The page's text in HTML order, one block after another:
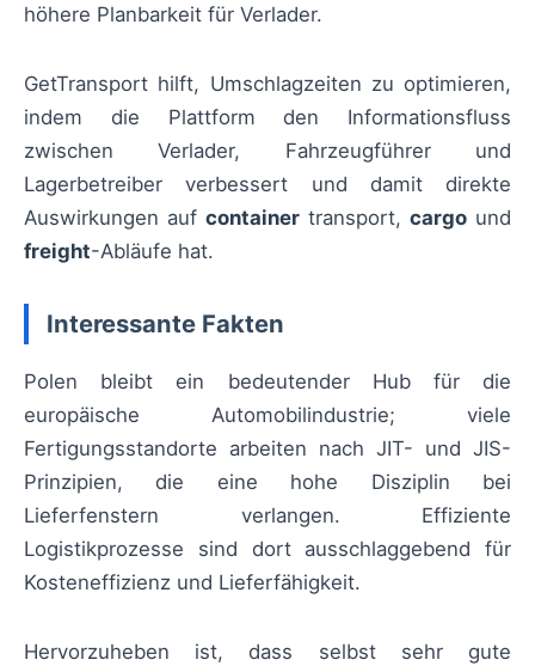
höhere Planbarkeit für Verlader.
GetTransport hilft, Umschlagzeiten zu optimieren,
indem die Plattform den Informationsfluss
zwischen Verlader, Fahrzeugführer und
Lagerbetreiber verbessert und damit direkte
Auswirkungen auf container transport, cargo und
freight-Abläufe hat.
Interessante Fakten
Polen bleibt ein bedeutender Hub für die
europäische Automobilindustrie; viele
Fertigungsstandorte arbeiten nach JIT- und JIS-
Prinzipien, die eine hohe Disziplin bei
Lieferfenstern verlangen. Effiziente
Logistikprozesse sind dort ausschlaggebend für
Kosteneffizienz und Lieferfähigkeit.
Hervorzuheben ist, dass selbst sehr gute